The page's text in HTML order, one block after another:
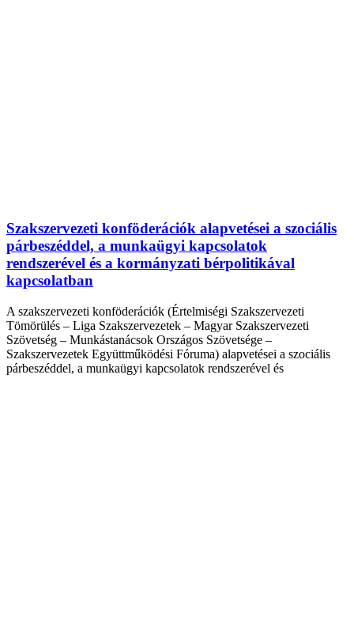
Szakszervezeti konföderációk alapvetései a szociális
párbeszéddel, a munkaügyi kapcsolatok
rendszerével és a kormányzati bérpolitikával
kapcsolatban
A szakszervezeti konföderációk (Értelmiségi Szakszervezeti
Tömörülés – Liga Szakszervezetek – Magyar Szakszervezeti
Szövetség – Munkástanácsok Országos Szövetsége –
Szakszervezetek Együttműködési Fóruma) alapvetései a szociális
párbeszéddel, a munkaügyi kapcsolatok rendszerével és